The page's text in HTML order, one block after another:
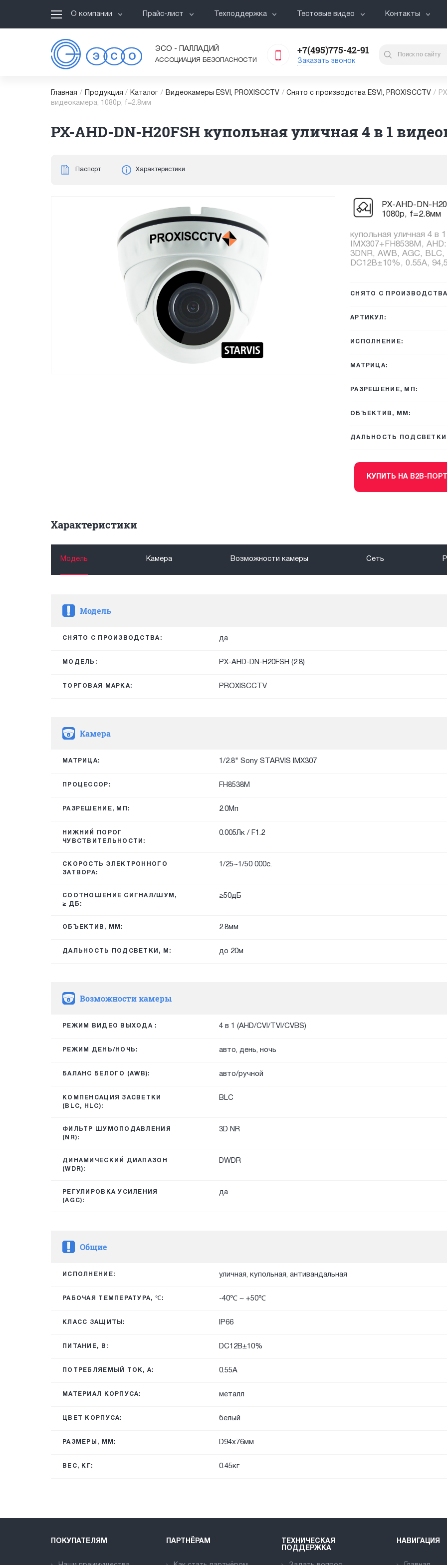
О компании Прайс-лист Техподдержка Тестовые видео Контакты
ЭСО - ПАЛЛАДИЙ
АССОЦИАЦИЯ БЕЗОПАСНОСТИ
+7(495)775-42-91
Заказать звонок
Главная / Продукция / Каталог / Видеокамеры ESVI, PROXISCCTV / Снято с производства ESVI, PROXISCCTV /
видеокамера, 1080p, f=2.8мм
PX-AHD-DN-H20FSH купольная уличная 4 в 1
Паспорт Характеристики
PX-AHD-DN-
1080p, f=2.8мм
купольная уличная 4 в
IMX307+FH8538M,
3DNR, AWB, AGC,
DC12В±10%, 0.55А,
СНЯТО С
АРТИКУЛ:
ИСПОЛНЕНИЕ:
МАТРИЦА:
РАЗРЕШЕНИЕ, МП:
ОБЪЕКТИВ, ММ:
ДАЛЬНОСТЬ
КУПИТЬ НА B2B-
Характеристики
Модель Камера Возможности камеры Сеть
Модель
СНЯТО С ПРОИЗВОДСТВА: да
МОДЕЛЬ: PX-AHD-DN-H20FSH (2.8)
ТОРГОВАЯ МАРКА: PROXISCCTV
Камера
МАТРИЦА: 1/2.8" Sony STARVIS IMX307
ПРОЦЕССОР: FH8538M
РАЗРЕШЕНИЕ, МП: 2.0Мп
НИЖНИЙ ПОРОГ
ЧУВСТВИТЕЛЬНОСТИ:
0.005Лк / F1.2
СКОРОСТЬ ЭЛЕКТРОННОГО
ЗАТВОРА:
1/25~1/50 000с.
СООТНОШЕНИЕ СИГНАЛ/ШУМ,
≥ ДБ:
≥50дБ
ОБЪЕКТИВ, ММ: 2.8мм
ДАЛЬНОСТЬ ПОДСВЕТКИ, М: до 20м
Возможности камеры
РЕЖИМ ВИДЕО ВЫХОДА : 4 в 1 (AHD/CVI/TVI/CVBS)
РЕЖИМ ДЕНЬ/НОЧЬ: авто, день, ночь
БАЛАНС БЕЛОГО (AWB): авто/ручной
КОМПЕНСАЦИЯ ЗАСВЕТКИ
(BLC, HLC):
BLC
ФИЛЬТР ШУМОПОДАВЛЕНИЯ
(NR):
3D NR
ДИНАМИЧЕСКИЙ ДИАПАЗОН
(WDR):
DWDR
РЕГУЛИРОВКА УСИЛЕНИЯ
(AGC):
да
Общие
ИСПОЛНЕНИЕ: уличная, купольная, антивандальная
РАБОЧАЯ ТЕМПЕРАТУРА, ℃: -40℃ ~ +50℃
КЛАСС ЗАЩИТЫ: IP66
ПИТАНИЕ, В: DC12В±10%
ПОТРЕБЛЯЕМЫЙ ТОК, А: 0.55А
МАТЕРИАЛ КОРПУСА: металл
ЦВЕТ КОРПУСА: белый
РАЗМЕРЫ, ММ: D94х76мм
ВЕС, КГ: 0.45кг
ПОКУПАТЕЛЯМ ПАРТНЁРАМ
ТЕХНИЧЕСКАЯ
ПОДДЕРЖКА
НАВИГАЦИЯ